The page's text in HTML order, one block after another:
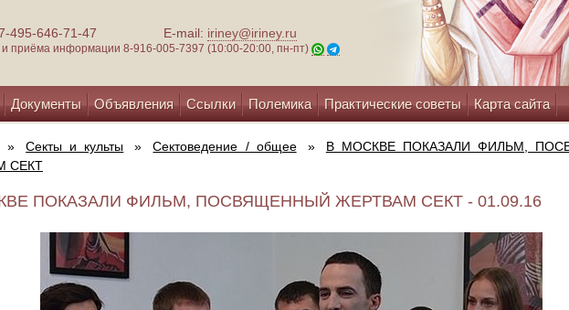
495-646-71-47 E-mail: iriney@iriney.ru
и приёма информации 8-916-005-7397 (10:00-20:00, пн-пт)
Документы Объявления Ссылки Полемика Практические советы Карта сайта
» Секты и культы » Сектоведение / общее »
В МОСКВЕ ПОКАЗАЛИ ФИЛЬМ,
СЕКТ
ПОКАЗАЛИ ФИЛЬМ, ПОСВЯЩЕННЫЙ ЖЕРТВАМ СЕКТ - 01.09.16